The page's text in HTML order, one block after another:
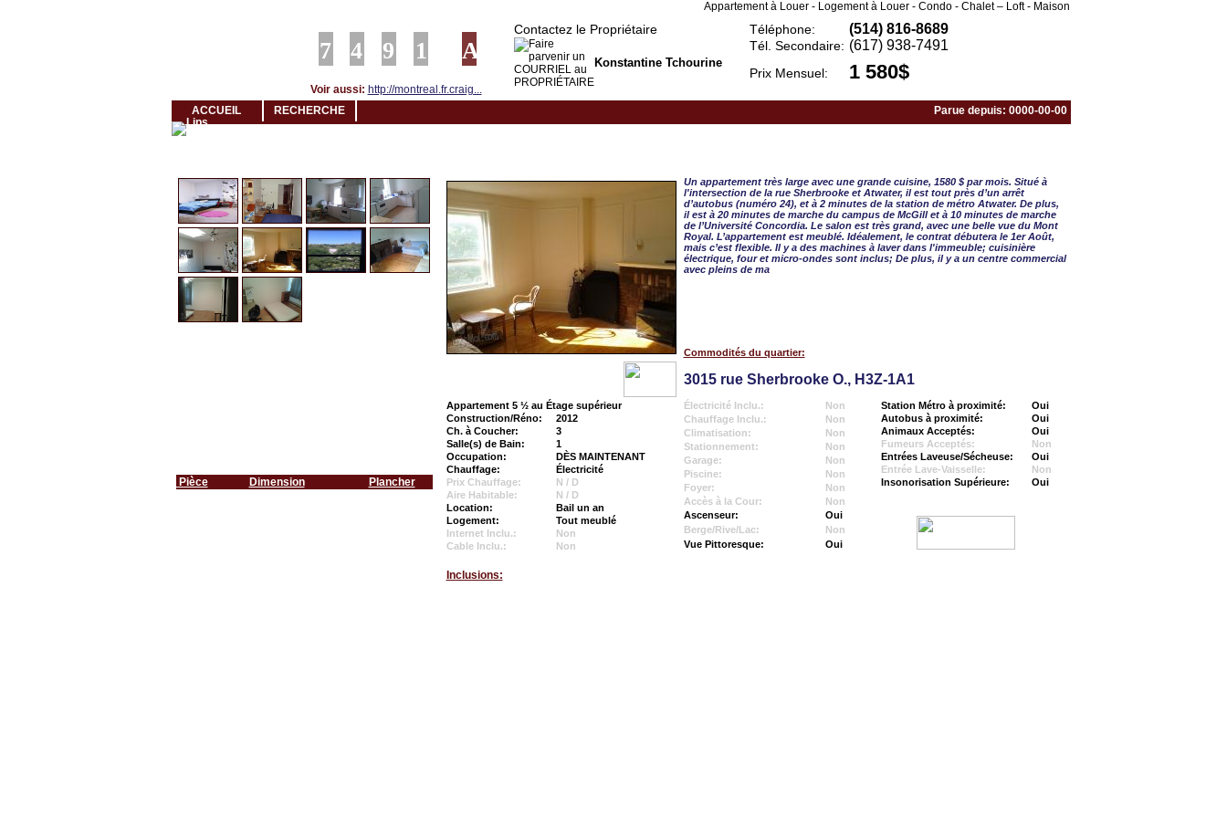
Appartement à Louer - Logement à Louer - Condo - Chalet – Loft - Maison
Voir aussi: http://montreal.fr.craig...
Contactez le Propriétaire
Konstantine Tchourine
Téléphone: (514) 816-8689
Tél. Secondaire: (617) 938-7491
Prix Mensuel: 1 580$
ACCUEIL RECHERCHE Parue depuis: 0000-00-00
Pièce Dimension Plancher
Un appartement très large avec une grande cuisine, 1580 $ par mois. Situé à
l'intersection de la rue Sherbrooke et Atwater, il est tout près d’un arrêt
d’autobus (numéro 24), et à 2 minutes de la station de métro Atwater. De plus,
il est à 20 minutes de marche du campus de McGill et à 10 minutes de marche
de l’Université Concordia. Le salon est très grand, avec une belle vue du Mont
Royal. L’appartement est meublé. Idéalement, le contrat débutera le 1er Août,
mais c’est flexible. Il y a des machines à laver dans l'immeuble; cuisinière
électrique, four et micro-ondes sont inclus; De plus, il y a un centre commercial
avec pleins de ma
Commodités du quartier:
3015 rue Sherbrooke O., H3Z-1A1
Appartement 5 ½ au Étage supérieur
Construction/Réno:
2012
Ch. à Coucher:
3
Salle(s) de Bain:
1
Occupation:
DÈS MAINTENANT
Chauffage:
Électricité
Prix Chauffage:
N / D
Aire Habitable:
N / D
Location:
Bail un an
Logement:
Tout meublé
Internet Inclu.:
Non
Cable Inclu.:
Non
Électricité Inclu.:
Non
Chauffage Inclu.:
Non
Climatisation:
Non
Stationnement:
Non
Garage:
Non
Piscine:
Non
Foyer:
Non
Accès à la Cour:
Non
Ascenseur:
Oui
Berge/Rive/Lac:
Non
Vue Pittoresque:
Oui
Station Métro à proximité:
Oui
Autobus à proximité:
Oui
Animaux Acceptés:
Oui
Fumeurs Acceptés:
Non
Entrées Laveuse/Sécheuse:
Oui
Entrée Lave-Vaisselle:
Non
Insonorisation Supérieure:
Oui
Inclusions: